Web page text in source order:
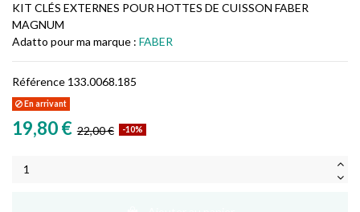
KIT CLÉS EXTERNES POUR HOTTES DE CUISSON FABER
MAGNUM
Adatto pour ma marque : FABER
Référence 133.0068.185
En arrivant
19,80 € 22,00 € -10%